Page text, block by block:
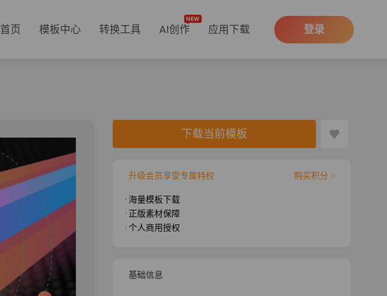
首页 模板中心 转换工具 AI创作 应用下载 登录
下载当前模板
升级会员享受专属特权 购买积分 >
· 海量模板下载
· 正版素材保障
· 个人商用授权
基础信息